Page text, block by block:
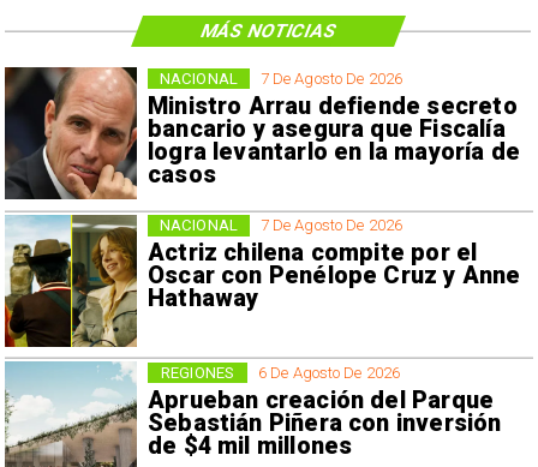
7 De Agosto De 2026
Ministro Arrau defiende secreto
bancario y asegura que Fiscalía
logra levantarlo en la mayoría de
casos
NACIONAL
7 De Agosto De 2026
Actriz chilena compite por el
Oscar con Penélope Cruz y Anne
Hathaway
NACIONAL
6 De Agosto De 2026
Aprueban creación del Parque
Sebastián Piñera con inversión
de $4 mil millones
REGIONES
MÁS NOTICIAS